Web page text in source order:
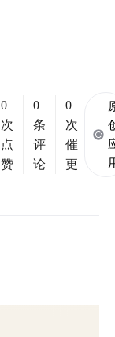
0
次
点
赞
0
条
评
论
0
次
催
更